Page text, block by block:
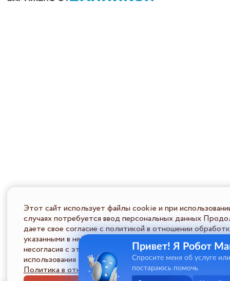
Этот сайт использует файлы cookie и при
случаях потребуется ввод персональных данных
даете свое согласие с политикой в отношении
указанными в ней условиями обработки персональной
несогласия с этими условиями Пользователь должен
использования сайта.
Политика в отношении обработки ПД
Привет! Я Робот
Спросите меня об услуге
постараюсь помочь